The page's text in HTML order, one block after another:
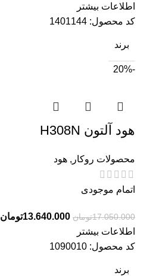
اطلاعات بیشتر
کد محصول: 1401144
برند
-20%
هود آلتون H308N
محصولات روکار , هود
اتمام موجودی
17.050.000تومان 13.640.000تومان
اطلاعات بیشتر
کد محصول: 1090010
برند